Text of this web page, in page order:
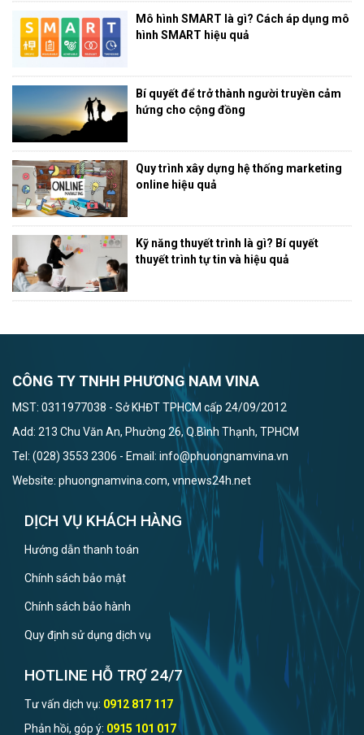
Mô hình SMART là gì? Cách áp dụng mô
hình SMART hiệu quả
Bí quyết để trở thành người truyền cảm
hứng cho cộng đồng
Quy trình xây dựng hệ thống marketing
online hiệu quả
Kỹ năng thuyết trình là gì? Bí quyết
thuyết trình tự tin và hiệu quả
CÔNG TY TNHH PHƯƠNG NAM VINA
MST: 0311977038 - Sở KHĐT TPHCM cấp 24/09/2012
Add: 213 Chu Văn An, Phường 26, Q.Bình Thạnh, TPHCM
Tel: (028) 3553 2306 - Email: info@phuongnamvina.vn
Website: phuongnamvina.com, vnnews24h.net
DỊCH VỤ KHÁCH HÀNG
Hướng dẫn thanh toán
Chính sách bảo mật
Chính sách bảo hành
Quy định sử dụng dịch vụ
HOTLINE HỖ TRỢ 24/7
Tư vấn dịch vụ: 0912 817 117
Phản hồi, góp ý: 0915 101 017